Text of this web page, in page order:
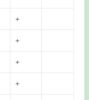
+
+
+
+